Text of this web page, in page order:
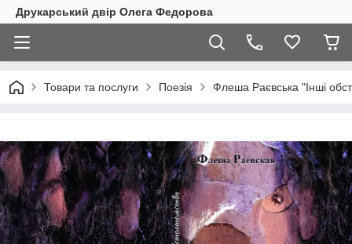
Друкарський двір Олега Федорова
Товари та послуги Поезія Флеша Раєвська "Інші